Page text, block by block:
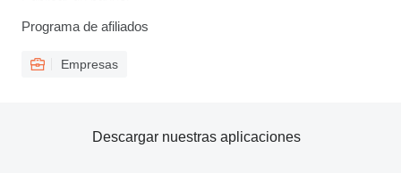
Programa de afiliados
Empresas
Descargar nuestras aplicaciones